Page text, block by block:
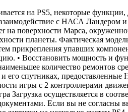
на PS5, некоторые
с НАСА Ландером
на поверхности Марса,
планеты. Фактическая
прикрепления упавших
• Восстановить мощность и
количество ремонтов
его спутниках,
игры с 2 контроллерами
осуществляется в
Если вы не согласны